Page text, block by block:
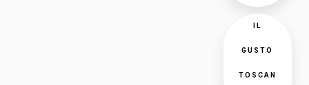
IL
GUSTO
TOSCAN